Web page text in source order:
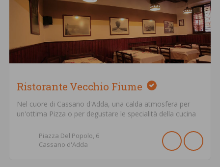
Ristorante Vecchio Fiume
Nel cuore di Cassano d'Adda, una calda atmosfera per
un'ottima Pizza o per degustare le specialità della cucina
Piazza Del Popolo, 6
Cassano d'Adda